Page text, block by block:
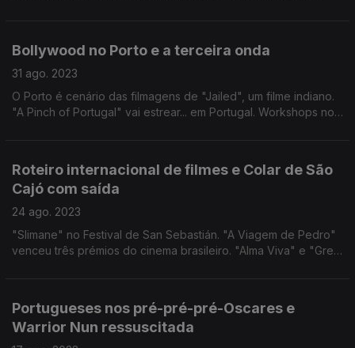
Bollywood no Porto e a terceira onda
31 ago. 2023
O Porto é cenário das filmagens de "Jailed", um filme indiano.
"A Pinch of Portugal" vai estrear... em Portugal. Workshops no
Roteiro internacional de filmes e Colar de São
Cajó com saída
24 ago. 2023
"Slimane" no Festival de San Sebastián. "A Viagem de Pedro"
venceu três prémios do cinema brasileiro. "Alma Viva" e "Great
Portugueses nos pré-pré-pré-Oscares e
Warrior Nun ressuscitada